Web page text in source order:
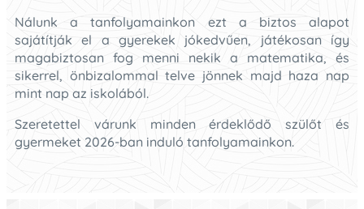
Nálunk a tanfolyamainkon ezt a biztos alapot
sajátítják el a gyerekek jókedvűen, játékosan így
magabiztosan fog menni nekik a matematika, és
sikerrel, önbizalommal telve jönnek majd haza nap
mint nap az iskolából.
Szeretettel várunk minden érdeklődő szülőt és
gyermeket 2026-ban induló tanfolyamainkon.